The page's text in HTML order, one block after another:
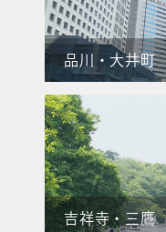
品川・大井町
吉祥寺・三鷹